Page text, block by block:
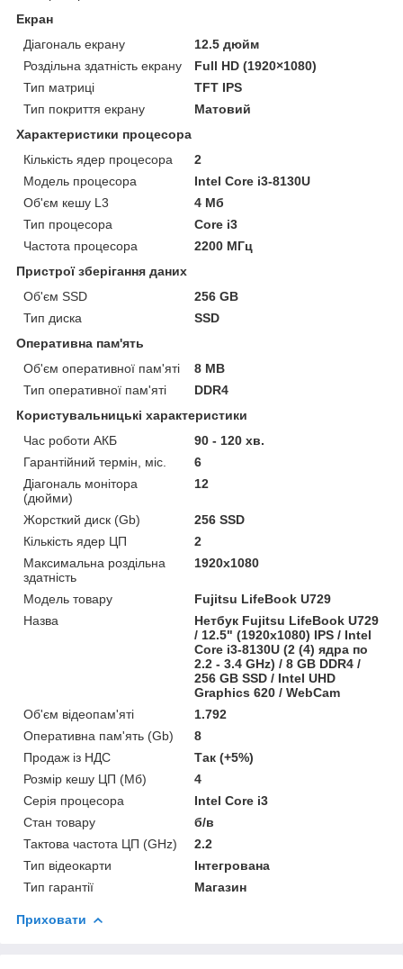
Екран
Діагональ екрану
12.5 дюйм
Роздільна здатність екрану
Full HD (1920×1080)
Тип матриці
TFT IPS
Тип покриття екрану
Матовий
Характеристики процесора
Кількість ядер процесора
2
Модель процесора
Intel Core і3-8130U
Об'єм кешу L3
4 Мб
Тип процесора
Core i3
Частота процесора
2200 МГц
Пристрої зберігання даних
Об'єм SSD
256 GB
Тип диска
SSD
Оперативна пам'ять
Об'єм оперативної пам'яті
8 MB
Тип оперативної пам'яті
DDR4
Користувальницькі характеристики
Час роботи АКБ
90 - 120 хв.
Гарантійний термін, міс.
6
Діагональ монітора
(дюйми)
12
Жорсткий диск (Gb)
256 SSD
Кількість ядер ЦП
2
Максимальна роздільна
здатність
1920x1080
Модель товару
Fujitsu LifeBook U729
Назва
Нетбук Fujitsu LifeBook U729
/ 12.5" (1920x1080) IPS / Intel
Core і3-8130U (2 (4) ядра по
2.2 - 3.4 GHz) / 8 GB DDR4 /
256 GB SSD / Intel UHD
Graphics 620 / WebCam
Об'єм відеопам'яті
1.792
Оперативна пам'ять (Gb)
8
Продаж із НДС
Так (+5%)
Розмір кешу ЦП (Мб)
4
Серія процесора
Intel Core i3
Стан товару
б/в
Тактова частота ЦП (GHz)
2.2
Тип відеокарти
Інтегрована
Тип гарантії
Магазин
Приховати